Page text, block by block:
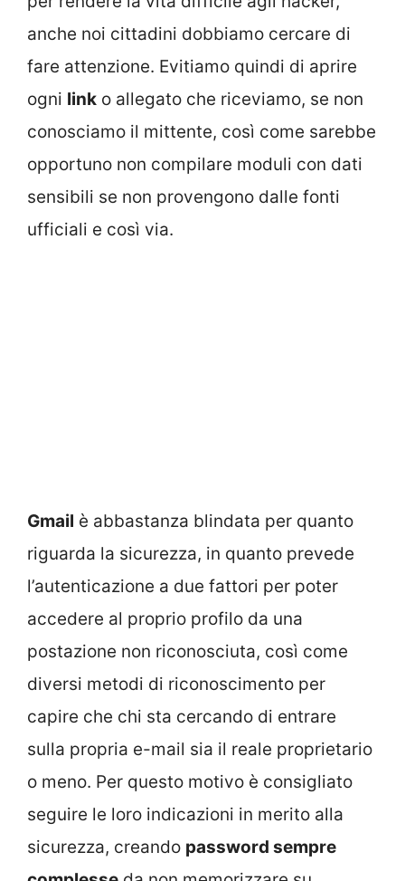
anche noi cittadini dobbiamo cercare di
fare attenzione. Evitiamo quindi di aprire
ogni link o allegato che riceviamo, se non
conosciamo il mittente, così come sarebbe
opportuno non compilare moduli con dati
sensibili se non provengono dalle fonti
ufficiali e così via.
Gmail è abbastanza blindata per quanto
riguarda la sicurezza, in quanto prevede
l’autenticazione a due fattori per poter
accedere al proprio profilo da una
postazione non riconosciuta, così come
diversi metodi di riconoscimento per
capire che chi sta cercando di entrare
sulla propria e-mail sia il reale proprietario
o meno. Per questo motivo è consigliato
seguire le loro indicazioni in merito alla
sicurezza, creando password sempre